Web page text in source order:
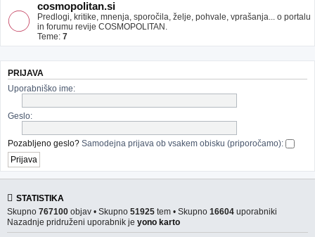
cosmopolitan.si
Predlogi, kritike, mnenja, sporočila, želje, pohvale, vprašanja... o portalu
in forumu revije COSMOPOLITAN.
Teme: 7
PRIJAVA
Uporabniško ime:
Geslo:
Pozabljeno geslo? Samodejna prijava ob vsakem obisku (priporočamo):
STATISTIKA
Skupno 767100 objav • Skupno 51925 tem • Skupno 16604 uporabniki
Nazadnje pridruženi uporabnik je yono karto